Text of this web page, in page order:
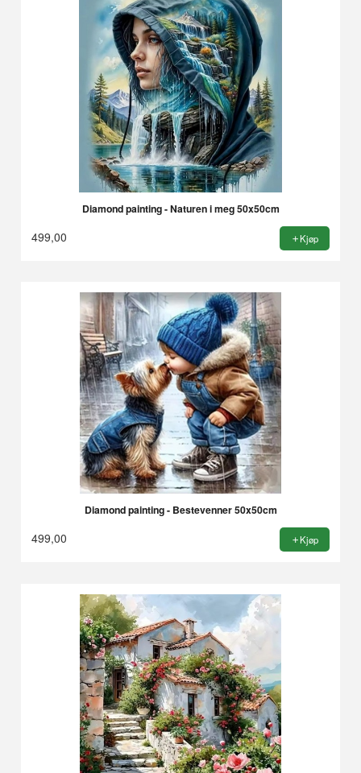
Diamond painting - Naturen i meg 50x50cm
499,00 Kjøp
Diamond painting - Bestevenner 50x50cm
499,00 Kjøp